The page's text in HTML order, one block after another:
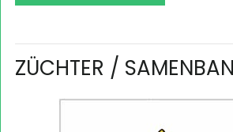
ZÜCHTER /